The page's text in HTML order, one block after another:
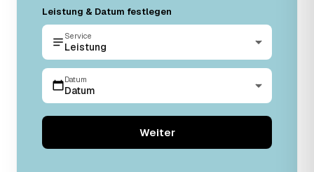
Leistung & Datum festlegen
Service
Leistung
Datum
Datum
Weiter